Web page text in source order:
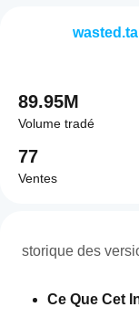
Historique des
Ce Que Cet
89.95M
Volume tradé
77
Ventes